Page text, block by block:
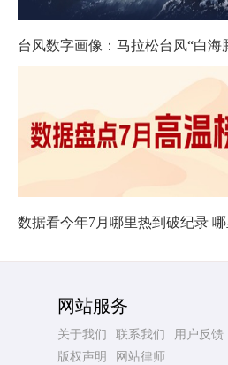
网站服务
关于我们 联系我们
用户反馈
版权声明
网站律师